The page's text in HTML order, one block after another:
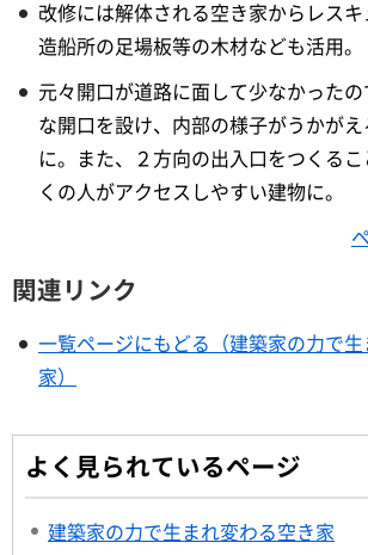
改修には解体される空き家からレスキ
造船所の足場板等の木材なども活用。
元々開口が道路に面して少なかった
な開口を設け、内部の様子がうかが
に。また、２方向の出入口をつくる
くの人がアクセスしやすい建物に。
関連リンク
一覧ページにもどる（建築家の力で
家）
よく見られているページ
建築家の力で生まれ変わる空き家